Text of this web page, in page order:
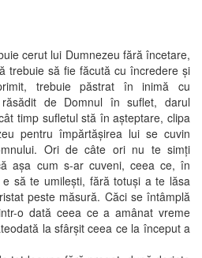
lui Dumnezeu fără încetare,
trebuie să fie făcută cu încredere şi
trebuie păstrat în inimă cu
de Domnul în suflet, darul
timp sufletul stă în aşteptare, clipa
pentru împărtăşirea lui se cuvin
Ori de câte ori nu te simţi
aşa cum s-ar cuveni, ceea ce, în
să te umileşti, fără totuşi a te lăsa
peste măsură. Căci se întâmplă
o dată ceea ce a amânat vreme
la sfârşit ceea ce la început a